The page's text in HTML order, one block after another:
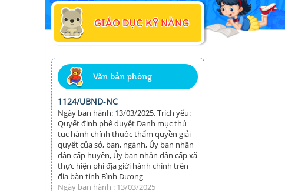
GIÁO DỤC KỸ NĂNG
Văn bản phòng
1124/UBND-NC
Ngày ban hành: 13/03/2025. Trích yếu:
Quyết đinh phê duyệt Danh mục thủ
tục hành chính thuộc thẩm quyền giải
quyết của sở, ban, ngành, Ủy ban nhân
dân cấp huyện, Ủy ban nhân dân cấp xã
thực hiện phi địa giới hành chính trên
địa bàn tỉnh Bình Dương
Ngày ban hành : 13/03/2025